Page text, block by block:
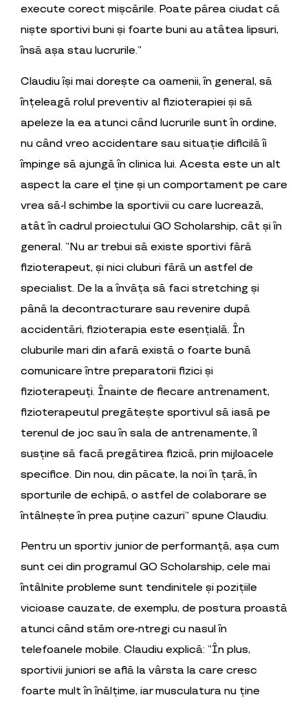
execute corect mișcările. Poate părea ciudat că
niște sportivi buni și foarte buni au atâtea lipsuri,
însă așa stau lucrurile.”
Claudiu își mai dorește ca oamenii, în general, să
înțeleagă rolul preventiv al fizioterapiei și să
apeleze la ea atunci când lucrurile sunt în ordine,
nu când vreo accidentare sau situație dificilă îi
împinge să ajungă în clinica lui. Acesta este un alt
aspect la care el ține și un comportament pe care
vrea să-l schimbe la sportivii cu care lucrează,
atât în cadrul proiectului GO Scholarship, cât și în
general. ”Nu ar trebui să existe sportivi fără
fizioterapeut, și nici cluburi fără un astfel de
specialist. De la a învăța să faci stretching și
până la decontracturare sau revenire după
accidentări, fizioterapia este esențială. În
cluburile mari din afară există o foarte bună
comunicare între preparatorii fizici și
fizioterapeuți. Înainte de fiecare antrenament,
fizioterapeutul pregătește sportivul să iasă pe
terenul de joc sau în sala de antrenamente, îl
susține să facă pregătirea fizică, prin mijloacele
specifice. Din nou, din păcate, la noi în țară, în
sporturile de echipă, o astfel de colaborare se
întâlnește în prea puține cazuri” spune Claudiu.
Pentru un sportiv junior de performanță, așa cum
sunt cei din programul GO Scholarship, cele mai
întâlnite probleme sunt tendinitele și pozițiile
vicioase cauzate, de exemplu, de postura proastă
atunci când stăm ore-ntregi cu nasul în
telefoanele mobile. Claudiu explică: ”În plus,
sportivii juniori se află la vârsta la care cresc
foarte mult în înălțime, iar musculatura nu ține